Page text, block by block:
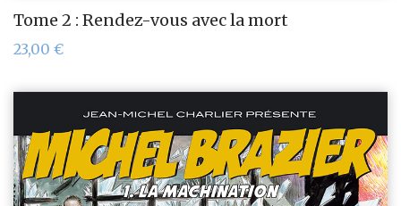
Tome 2 : Rendez-vous avec la mort
23,00 €